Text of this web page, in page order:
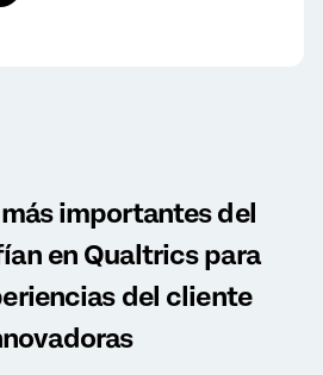
importantes del
en Qualtricspara
del cliente